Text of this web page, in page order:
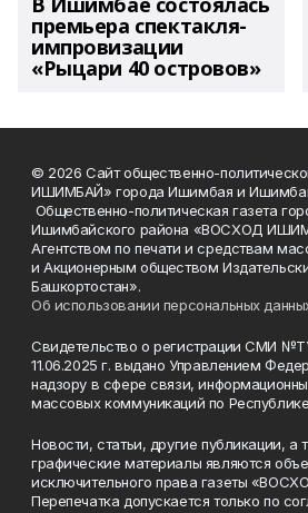
премьера спектакля-
импровизации
«Рыцари 40 островов»
© 2026 Сайт общественно-
ИШИМБАЙ» города Ишимбая и
Общественно-политическая газета
Ишимбайского района «ВОСХОД
Агентством по печати и средствам
и Акционерным обществом
Башкортостан».
Об использовании персональных
Свидетельство о регистрации СМИ
11.06.2025 г. выдано Управлением
надзору в сфере связи,
массовых коммуникаций по
Новости, статьи, другие публикации,
графические материалы являются
исключительного права газеты
Перепечатка допускается только по